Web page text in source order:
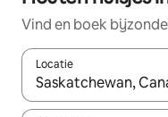
Vind en boek
Locatie
Wanneer er